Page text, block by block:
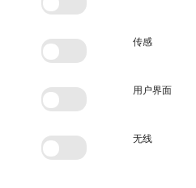
传感
用户界面
无线